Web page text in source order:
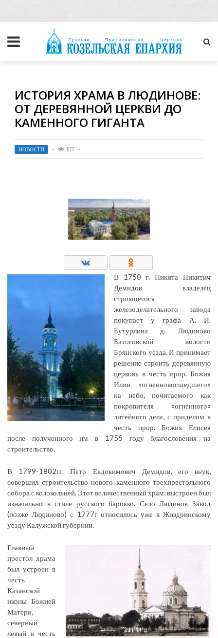
ИСТОРИЯ ХРАМА В ЛЮДИНОВЕ:
ОТ ДЕРЕВЯННОЙ ЦЕРКВИ ДО
КАМЕННОГО ГИГАНТА
НОВОСТИ 577
В 1750 г. Никита Никитич
Демидов владелец
строящегося
железоделательного завода
покупает у графа А. И.
Бутурлина д. Людиново
Батоговской волости
Брянского уезда. И принимает
решение строить деревянную
церковь в честь прор. Божия
Илии «огненновосшедшего»
на небо, почитаемого как
покровителя «огненного»
литейного дела, с приделом в
честь прор. Божия Елисея
после полученного им в 1755 году благословения на
строительство.
В 1799-1802гг. Петр Евдокимович Демидов, его внук,
совершил строительство нового каменного трехпрестольного
собора с колокольней. Этот величественный храм, выстроен был
изначально в стиле русского барокко. Село Людинов Завод
(позже Людиново) с 1777г относилось уже к Жиздринскому
уезду Калужской губернии.
Главный
престол храма
был устроен в
честь
Казанской
иконы Божией
Матери,
северный
левый в честь